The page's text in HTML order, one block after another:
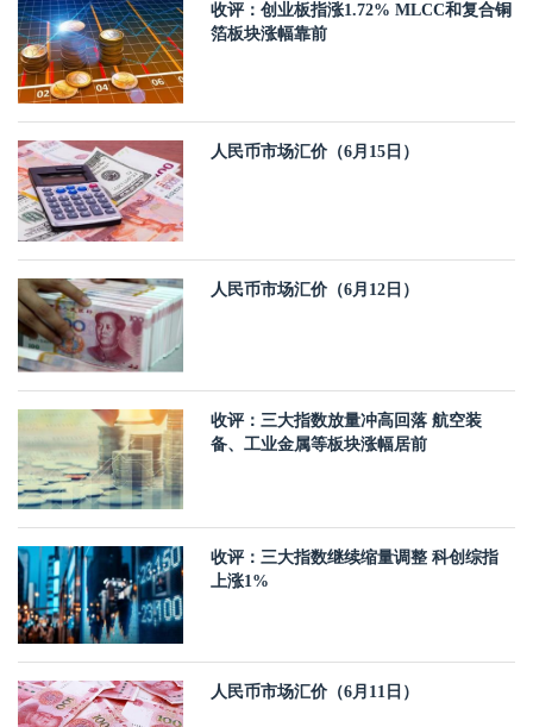
收评：创业板指涨1.72% MLCC和复合铜
箔板块涨幅靠前
人民币市场汇价（6月15日）
人民币市场汇价（6月12日）
收评：三大指数放量冲高回落 航空装
备、工业金属等板块涨幅居前
收评：三大指数继续缩量调整 科创综指
上涨1%
人民币市场汇价（6月11日）